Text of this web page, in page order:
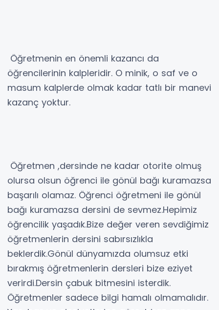
Öğretmenin en önemli kazancı da
öğrencilerinin kalpleridir. O minik, o saf ve o
masum kalplerde olmak kadar tatlı bir manevi
kazanç yoktur.
Öğretmen ,dersinde ne kadar otorite olmuş
olursa olsun öğrenci ile gönül bağı kuramazsa
başarılı olamaz. Öğrenci öğretmeni ile gönül
bağı kuramazsa dersini de sevmez.Hepimiz
öğrencilik yaşadık.Bize değer veren sevdiğimiz
öğretmenlerin dersini sabırsızlıkla
beklerdik.Gönül dünyamızda olumsuz etki
bırakmış öğretmenlerin dersleri bize eziyet
verirdi.Dersin çabuk bitmesini isterdik.
Öğretmenler sadece bilgi hamalı olmamalıdır.